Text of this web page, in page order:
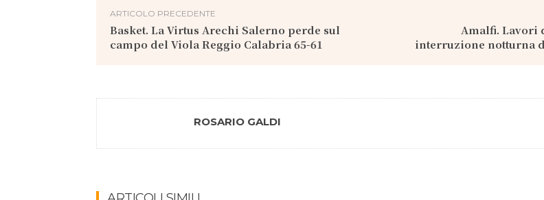
ARTICOLO PRECEDENTE
Basket. La Virtus Arechi Salerno perde sul
campo del Viola Reggio Calabria 65-61
Amalfi. Lavori
interruzione notturna
ROSARIO GALDI